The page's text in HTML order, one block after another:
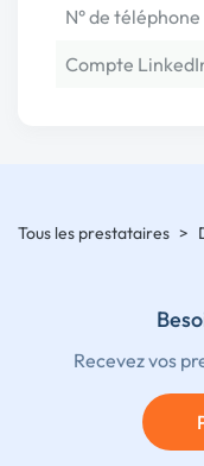
N° de téléphone
Compte
Tous les prestataires >
Recevez vos